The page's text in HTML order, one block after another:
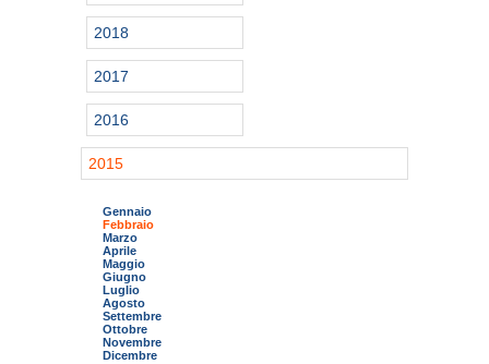
2018
2017
2016
2015
Gennaio
Febbraio
Marzo
Aprile
Maggio
Giugno
Luglio
Agosto
Settembre
Ottobre
Novembre
Dicembre